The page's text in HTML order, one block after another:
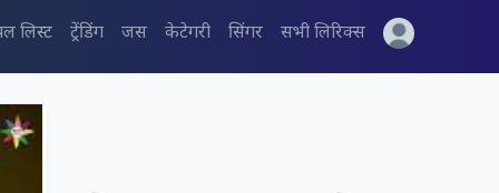
लिस्ट ट्रेंडिंग जस केटेगरी सिंगर सभी लिरिक्स